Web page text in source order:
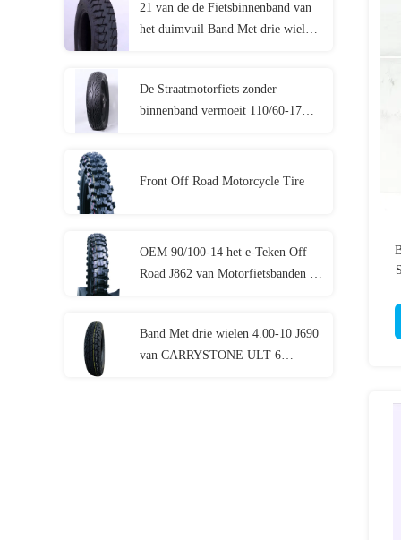
21 van de de Fietsbinnenband van
het duimvuil Band Met drie wielen
De Straatmotorfiets zonder
binnenband vermoeit 110/60-17
van de Sportenfiets
Front Off Road Motorcycle Tire
OEM 90/100-14 het e-Teken Off
Road J862 van Motorfietsbanden 14
Band Met drie wielen 4.00-10 J690
van CARRYSTONE ULT 6